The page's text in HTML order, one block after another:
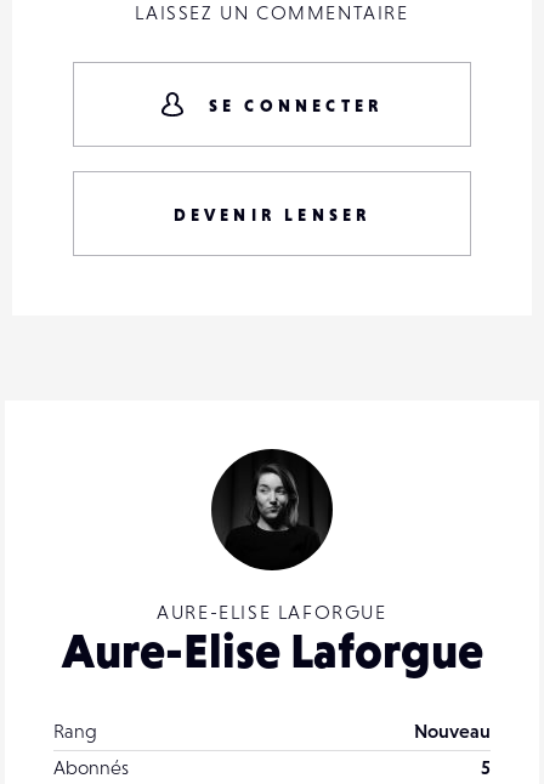
AURE-ELISE LAFORGUE
Aure-Elise Laforgue
Rang
Nouveau
Abonnés
5
LAISSEZ UN COMMENTAIRE
SE CONNECTER
DEVENIR LENSER